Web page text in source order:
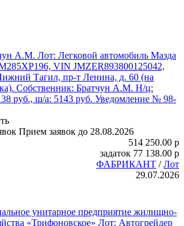
А.М. Лот: Легковой автомобиль Мазда
VIN JMZER893800125042,
Тагил, пр-т Ленина, д. 60 (на
Собственник: Братчун А.М. Н/ц:
руб., ш/а: 5143 руб. Уведомление № 98-
Прием заявок до 28.08.2026
514 250.00 p
задаток 77 138.00 p
ФАБРИКАНТ /Лот
29.07.2026
унитарное предприятие жилищно-
«Трифоновское» Лот: Автогрейдер